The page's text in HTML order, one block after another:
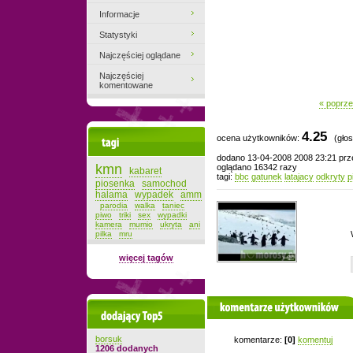
«
ocena użytkowników: 4.25
dodano 13-04-2008 2008 23:21
oglądano 16342 razy
tagi: bbc gatunek latajacy odkryty
komentarze użytkowników
komentarze: [0] komentuj
Informacje
Statystyki
Najczęściej oglądane
Najczęściej
komentowane
kmn
kabaret
piosenka
samochod
halama
wypadek amm
parodia walka
taniec
piwo
triki sex
wypadki
kamera
mumio ukryta
ani
pilka
mru
więcej tagów
Dodający top-5
borsuk
1206 dodanych